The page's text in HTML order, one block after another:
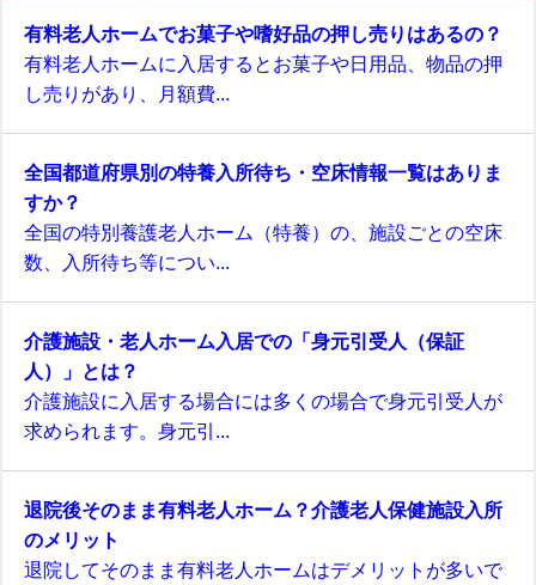
有料老人ホームでお菓子や嗜好品の押し売りはあるの？
有料老人ホームに入居するとお菓子や日用品、物品の押
し売りがあり、月額費...
全国都道府県別の特養入所待ち・空床情報一覧はありま
すか？
全国の特別養護老人ホーム（特養）の、施設ごとの空床
数、入所待ち等につい...
介護施設・老人ホーム入居での「身元引受人（保証
人）」とは？
介護施設に入居する場合には多くの場合で身元引受人が
求められます。身元引...
退院後そのまま有料老人ホーム？介護老人保健施設入所
のメリット
退院してそのまま有料老人ホームはデメリットが多いで